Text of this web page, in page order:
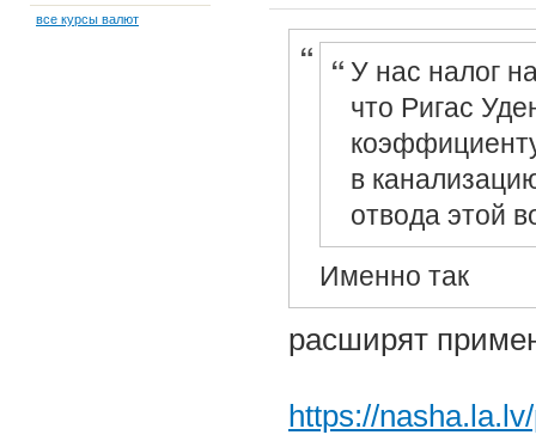
все курсы валют
У нас налог
что Ригас
в
отвода этой
Именно так
расширят
https://